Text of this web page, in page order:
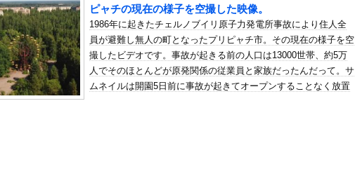
危機管理フォーーーーム！！！」
の家の金庫触らないでよ！」キチママ『そこに金庫があったから、開けてみ...
企画・プロデュース『ドキュメンタル』、アメリカで初の制作が決定！ 海...
動かした暗号ランキング
剰に問題視してる人ら一定数いるけどさ・・・・・・・・・
イクという情報も）結構大きな問題になっているようだけど日本
も対策しているのかな？明日辺りから旧正月の旅行者が増えると
思うんだけど(´･_･`)
ピャチの現在の様子を空撮した映像。
1986年に起きたチェルノブイリ原子力発電所事故により住人全
員が避難し無人の町となったプリピャチ市。その現在の様子を空
撮したビデオです。事故が起きる前の人口は13000世帯、約5万
人でそのほとんどが原発関係の従業員と家族だったんだって。サ
ムネイルは開園5日前に事故が起きてオープンすることなく放置